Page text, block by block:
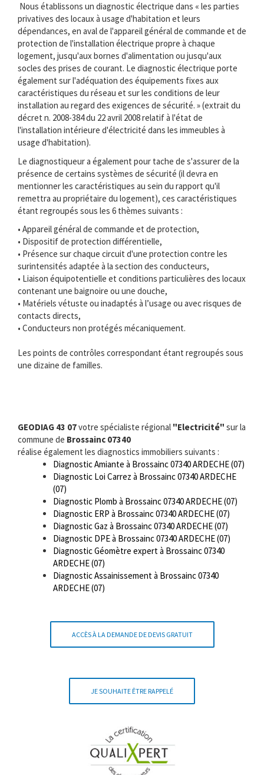
Nous établissons un diagnostic électrique dans « les parties
privatives des locaux à usage d'habitation et leurs
dépendances, en aval de l'appareil général de commande et de
protection de l'installation électrique propre à chaque
logement, jusqu'aux bornes d'alimentation ou jusqu'aux
socles des prises de courant. Le diagnostic électrique porte
également sur l'adéquation des équipements fixes aux
caractéristiques du réseau et sur les conditions de leur
installation au regard des exigences de sécurité. » (extrait du
décret n. 2008-384 du 22 avril 2008 relatif à l'état de
l'installation intérieure d'électricité dans les immeubles à
usage d'habitation).
Le diagnostiqueur a également pour tache de s'assurer de la
présence de certains systèmes de sécurité (il devra en
mentionner les caractéristiques au sein du rapport qu'il
remettra au propriétaire du logement), ces caractéristiques
étant regroupés sous les 6 thèmes suivants :
• Appareil général de commande et de protection,
• Dispositif de protection différentielle,
• Présence sur chaque circuit d'une protection contre les
surintensités adaptée à la section des conducteurs,
• Liaison équipotentielle et conditions particulières des locaux
contenant une baignoire ou une douche,
• Matériels vétuste ou inadaptés à l’usage ou avec risques de
contacts directs,
• Conducteurs non protégés mécaniquement.
Les points de contrôles correspondant étant regroupés sous
une dizaine de familles.
GEODIAG 43 07votre spécialiste régional "Electricité" sur la
commune de Brossainc 07340
réalise également les diagnostics immobiliers suivants :
Diagnostic Amiante à Brossainc 07340 ARDECHE (07)
Diagnostic Loi Carrez à Brossainc 07340 ARDECHE
(07)
Diagnostic Plomb à Brossainc 07340 ARDECHE (07)
Diagnostic ERP à Brossainc 07340 ARDECHE (07)
Diagnostic Gaz à Brossainc 07340 ARDECHE (07)
Diagnostic DPE à Brossainc 07340 ARDECHE (07)
Diagnostic Géomètre expert à Brossainc 07340
ARDECHE (07)
Diagnostic Assainissement à Brossainc 07340
ARDECHE (07)
ACCÈS À LA DEMANDE DE DEVIS GRATUIT
JE SOUHAITE ÊTRE RAPPELÉ